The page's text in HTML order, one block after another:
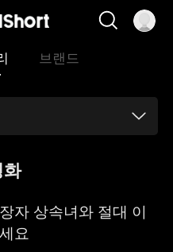
브랜드
자 상속녀와 절대 이
요